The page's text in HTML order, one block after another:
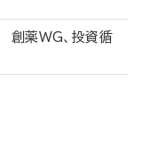
薬WG、投資循